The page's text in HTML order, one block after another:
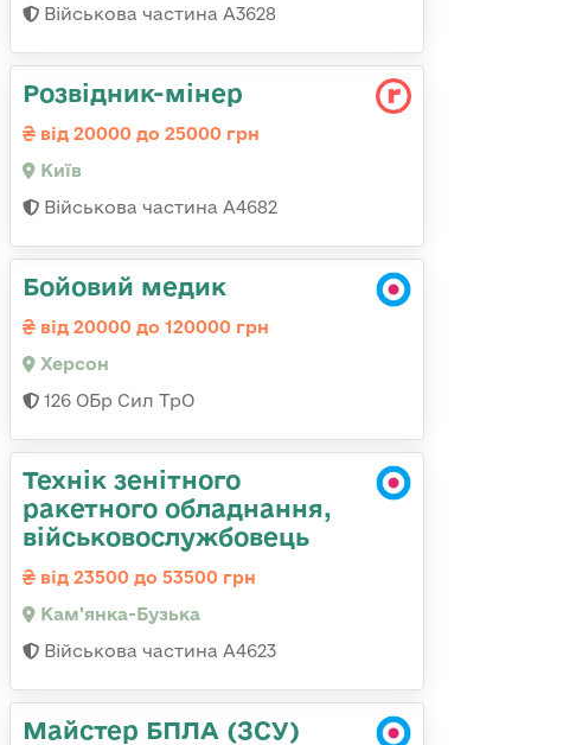
Військова частина А3628
Розвідник-мінер
від 20000 до 25000 грн
Київ
Військова частина А4682
Бойовий медик
від 20000 до 120000 грн
Херсон
126 ОБр Сил ТрО
Технік зенітного
ракетного обладнання,
військовослужбовець
від 23500 до 53500 грн
Кам'янка-Бузька
Військова частина А4623
Майстер БПЛА (ЗСУ)